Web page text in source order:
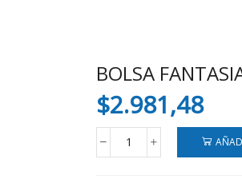
BOLSA
$2.981,48
BOLSA